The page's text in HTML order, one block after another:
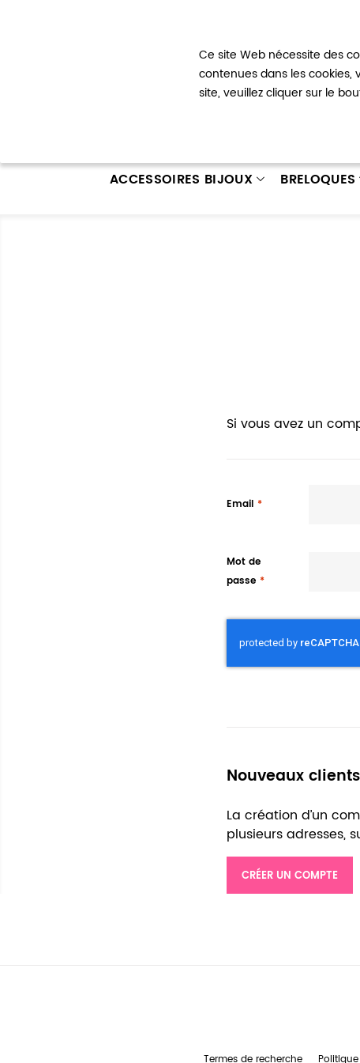
Ce site Web nécessite des
contenues dans les cookies,
site, veuillez cliquer sur le
Mon
ACCESSOIRES BIJOUX BRELOQUES
Si vous avez un
Email
Mot de
passe
Nouveaux clients
La création d’un
plusieurs adresses,
CRÉER UN COMPTE
Termes de recherche